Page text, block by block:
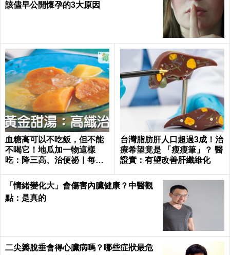
該儘早公開懷孕的3大原因
血糖高可以不吃飯，但不能
不喝它！地瓜加一物這樣
吃：降三高、治便祕｜每日
台灣脂肪肝人口超過3成！治
療希望竟是 「瘦瘦筆」？ 醫
證實：有望改善肝纖維化
「情緒變化大」會傷害內臟健康？中醫觀
點：是真的
二尖瓣脫垂會得心臟病嗎？哪些症狀最危